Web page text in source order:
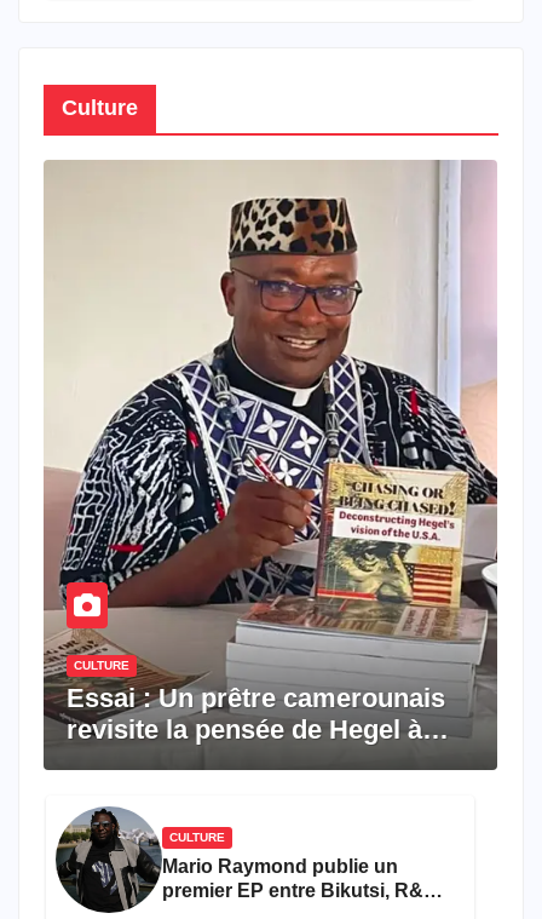
Culture
CULTURE
Essai : Un prêtre camerounais
revisite la pensée de Hegel à
CULTURE
Mario Raymond publie un
premier EP entre Bikutsi, R&B